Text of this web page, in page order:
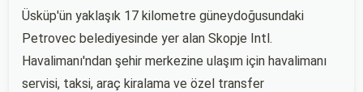
Üsküp'ün yaklaşık 17 kilometre güneydoğusundaki
Petrovec belediyesinde yer alan Skopje Intl.
Havalimanı'ndan şehir merkezine ulaşım için havalimanı
servisi, taksi, araç kiralama ve özel transfer